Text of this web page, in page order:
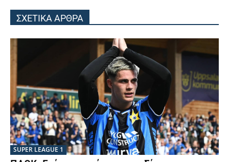
ΣΧΕΤΙΚΑ ΑΡΘΡΑ
SUPER LEAGUE 1